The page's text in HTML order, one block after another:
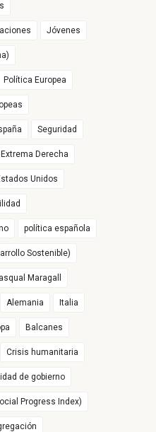
Jóvenes
Política Europea
Seguridad
Extrema Derecha
Unidos
política española
Sostenible)
Maragall
Alemania Italia
Balcanes
Crisis humanitaria
de gobierno
Progress Index)